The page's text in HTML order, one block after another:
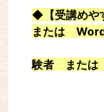
◆【受講め
または
験者 または